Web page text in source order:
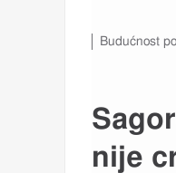
P
i
s
s
Budućnost
nije